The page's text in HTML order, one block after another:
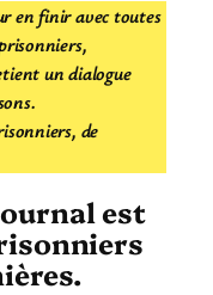
en finir avec toutes
un dialogue
de
est